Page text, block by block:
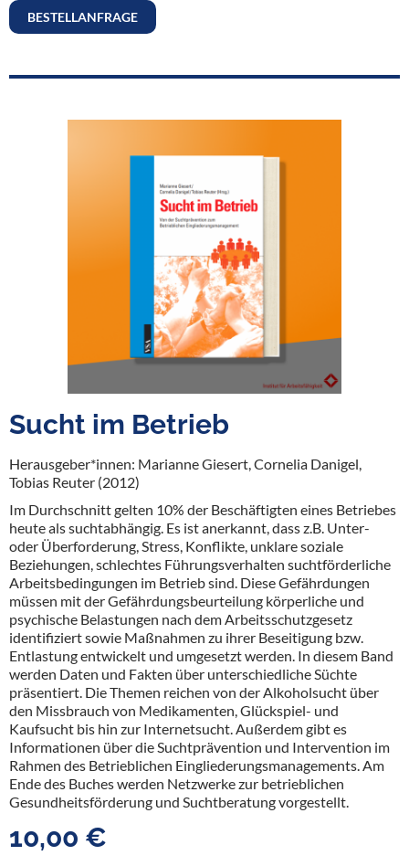
BESTELLANFRAGE
Sucht im Betrieb
Herausgeber*innen: Marianne Giesert, Cornelia Danigel,
Tobias Reuter (2012)
Im Durchschnitt gelten 10% der Beschäftigten eines Betriebes
heute als suchtabhängig. Es ist anerkannt, dass z.B. Unter-
oder Überforderung, Stress, Konflikte, unklare soziale
Beziehungen, schlechtes Führungsverhalten suchtförderliche
Arbeitsbedingungen im Betrieb sind. Diese Gefährdungen
müssen mit der Gefährdungsbeurteilung körperliche und
psychische Belastungen nach dem Arbeitsschutzgesetz
identifiziert sowie Maßnahmen zu ihrer Beseitigung bzw.
Entlastung entwickelt und umgesetzt werden. In diesem Band
werden Daten und Fakten über unterschiedliche Süchte
präsentiert. Die Themen reichen von der Alkoholsucht über
den Missbrauch von Medikamenten, Glückspiel- und
Kaufsucht bis hin zur Internetsucht. Außerdem gibt es
Informationen über die Suchtprävention und Intervention im
Rahmen des Betrieblichen Eingliederungsmanagements. Am
Ende des Buches werden Netzwerke zur betrieblichen
Gesundheitsförderung und Suchtberatung vorgestellt.
10,00 €